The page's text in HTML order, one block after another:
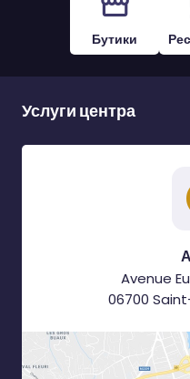
Бутики
Услуги центра
Avenue
06700